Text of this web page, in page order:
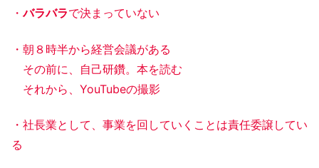
・バラバラで決まっていない
・朝８時半から経営会議がある
その前に、自己研鑽。本を読む
それから、YouTubeの撮影
・社長業として、事業を回していくことは責任委譲してい
る